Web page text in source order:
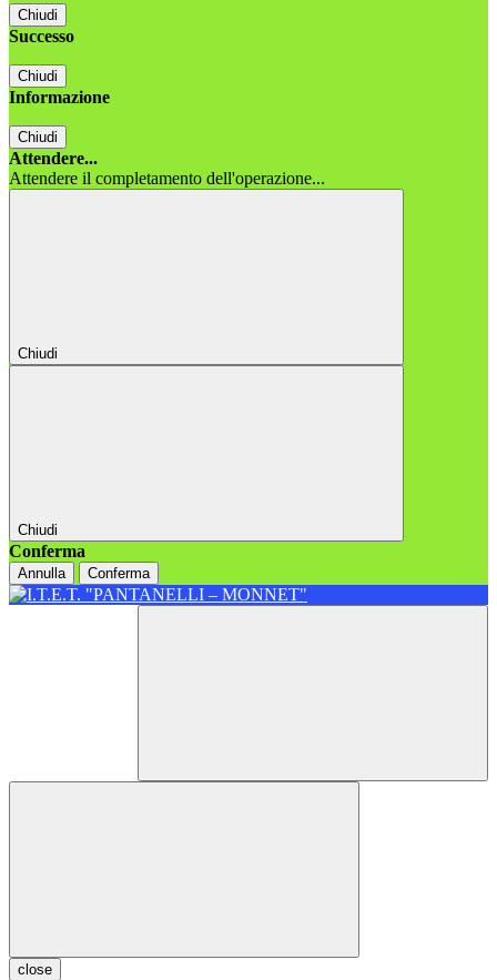
Chiudi
Successo
Chiudi
Informazione
Chiudi
Attendere...
Attendere il completamento dell'operazione...
Chiudi
Chiudi
Conferma
Annulla Conferma
close